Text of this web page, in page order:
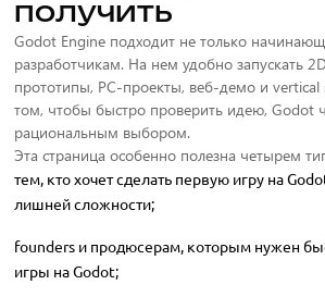
получить
Godot Engine подходит не только
разработчикам. На нем удобно запускать
прототипы, PC-проекты, веб-демо и vertical
том, чтобы быстро проверить идею, Godot
рациональным выбором.
Эта страница особенно полезна четырем
тем, кто хочет сделать первую игру на
лишней сложности;
founders и продюсерам, которым нужен
игры на Godot;